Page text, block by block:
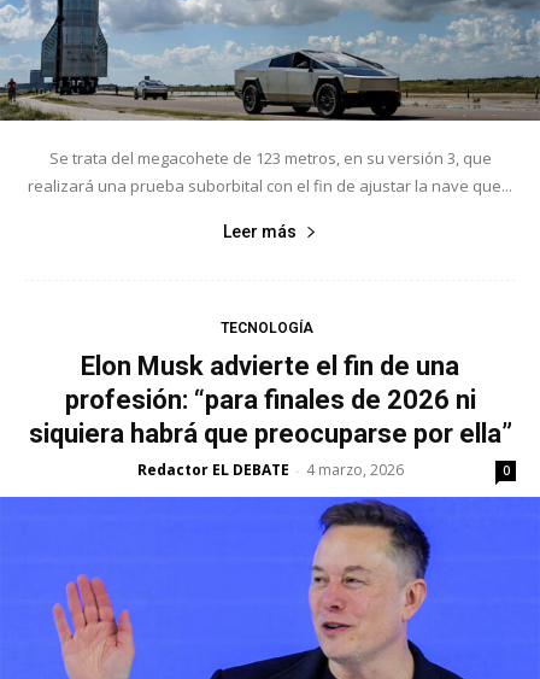
Se trata del megacohete de 123 metros, en su versión 3, que
realizará una prueba suborbital con el fin de ajustar la nave que...
Leer más
TECNOLOGÍA
Elon Musk advierte el fin de una
profesión: “para finales de 2026 ni
siquiera habrá que preocuparse por ella”
Redactor EL DEBATE - 4 marzo, 2026 0